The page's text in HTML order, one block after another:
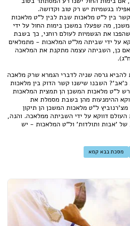
בגשמיות יש רק טוב וקדושה.
בין ל"ט מלאכות שבת לבין ל"ט מלאכות
מה שפעלו במשכן בימות החול על ידי
את הגשמיות לעולם רוחני, כך בשבת
על ידי שביתה מל"ט המלאכות - מתמלאים
אם כן, השביתה עצמה מתקנת את המלאכה
להביא גרסה שניה לדברי הגמרא שרק מלאכה
השבנו שישנו קשר הדוק בין מלאכות
ל"ט מלאכות המשכן הן תמצית המלאכות
ההימנעות מהן בשבת מסמלת את
מצ'רנוביץ ל"ט מלאכות המשכן הן תיקון
דווקא על ידי השביתה ממלאכה. והנה,
של 'אבות ותולדות' ול"ט המלאכות - יש
מסכת בבא קמא